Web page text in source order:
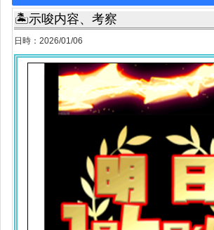
🏝示唆内容、考察
日時：2026/01/06